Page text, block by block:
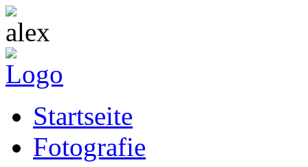
Startseite
Fotografie